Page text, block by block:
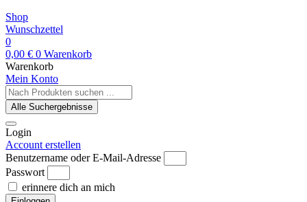
Shop
Wunschzettel
0
0,00 € 0 Warenkorb
Warenkorb
Mein Konto
Search
...Alle Suchergebnisse
Login
Account erstellen
Benutzername oder E-Mail-Adresse
Passwort
erinnere dich an mich